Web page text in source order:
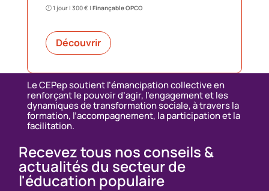
🕛 1 jour | 300 € | Finançable OPCO
Découvrir
Le CEPep soutient l’émancipation collective en
renforçant le pouvoir d’agir, l’engagement et les
dynamiques de transformation sociale, à travers la
formation, l’accompagnement, la participation et la
facilitation.
Recevez tous nos conseils &
actualités du secteur de
l'éducation populaire